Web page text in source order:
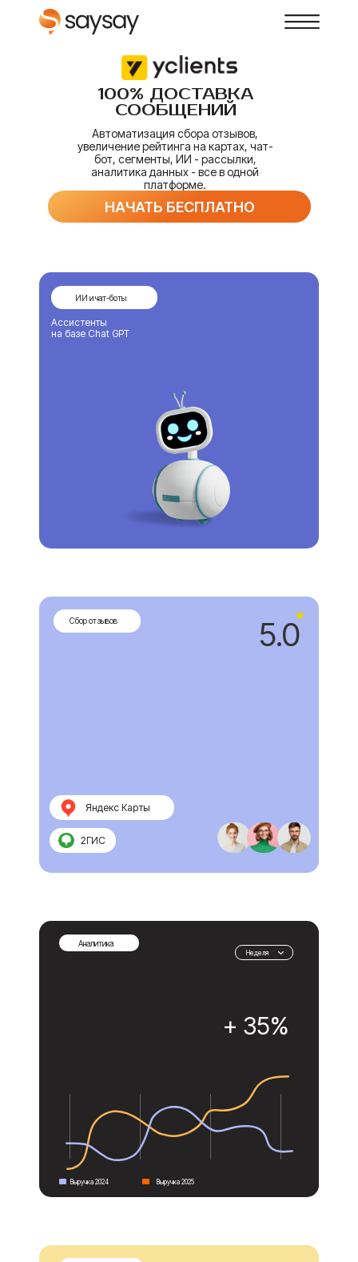
Возможности
Интеграции
Ниши
Компания
ПОПРОБОВАТЬ БЕСПЛАТНО
100% ДОСТАВКА
СООБЩЕНИЙ
Автоматизация сбора отзывов,
увеличение рейтинга на картах, чат-
бот, сегменты, ИИ - рассылки,
аналитика данных - все в одной
платформе.
НАЧАТЬ БЕСПЛАТНО
Ассистенты
на базе Chat GPT
ИИ и чат-боты
Яндекс Карты
2ГИС
5.0
Cбор отзывов
+ 35%
Выручка 2024 Выручка 2025
Аналитика
Неделя